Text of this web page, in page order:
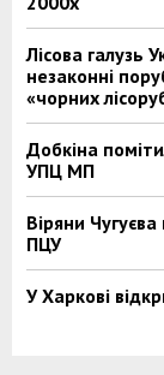
Лісова галузь
незаконні
«чорних
Добкіна
УПЦ МП
Віряни
ПЦУ
У Харкові